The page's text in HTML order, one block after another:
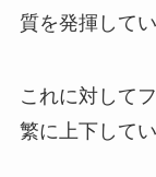
質を発揮してい
これに対して
繁に上下してい